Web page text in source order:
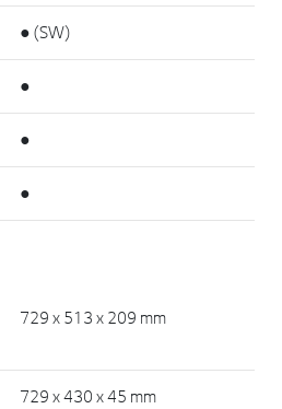
● (SW)
●
●
●
729 x 513 x 209 mm
729 x 430 x 45 mm